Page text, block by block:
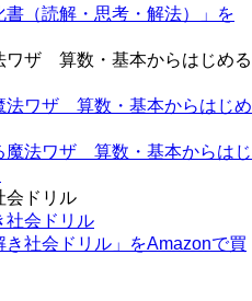
ザ 算数・基本からはじめる
ドリル